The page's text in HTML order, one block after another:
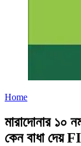
Home
মারাদোনার ১০
কেন বাধা দেয়